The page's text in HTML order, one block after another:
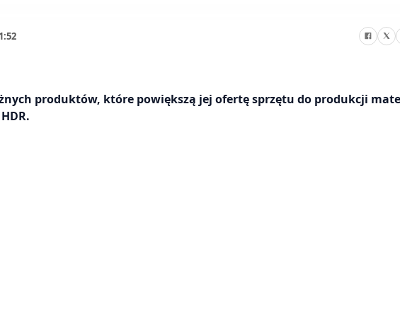
produktów, które powiększą jej ofertę sprzętu do produkcji